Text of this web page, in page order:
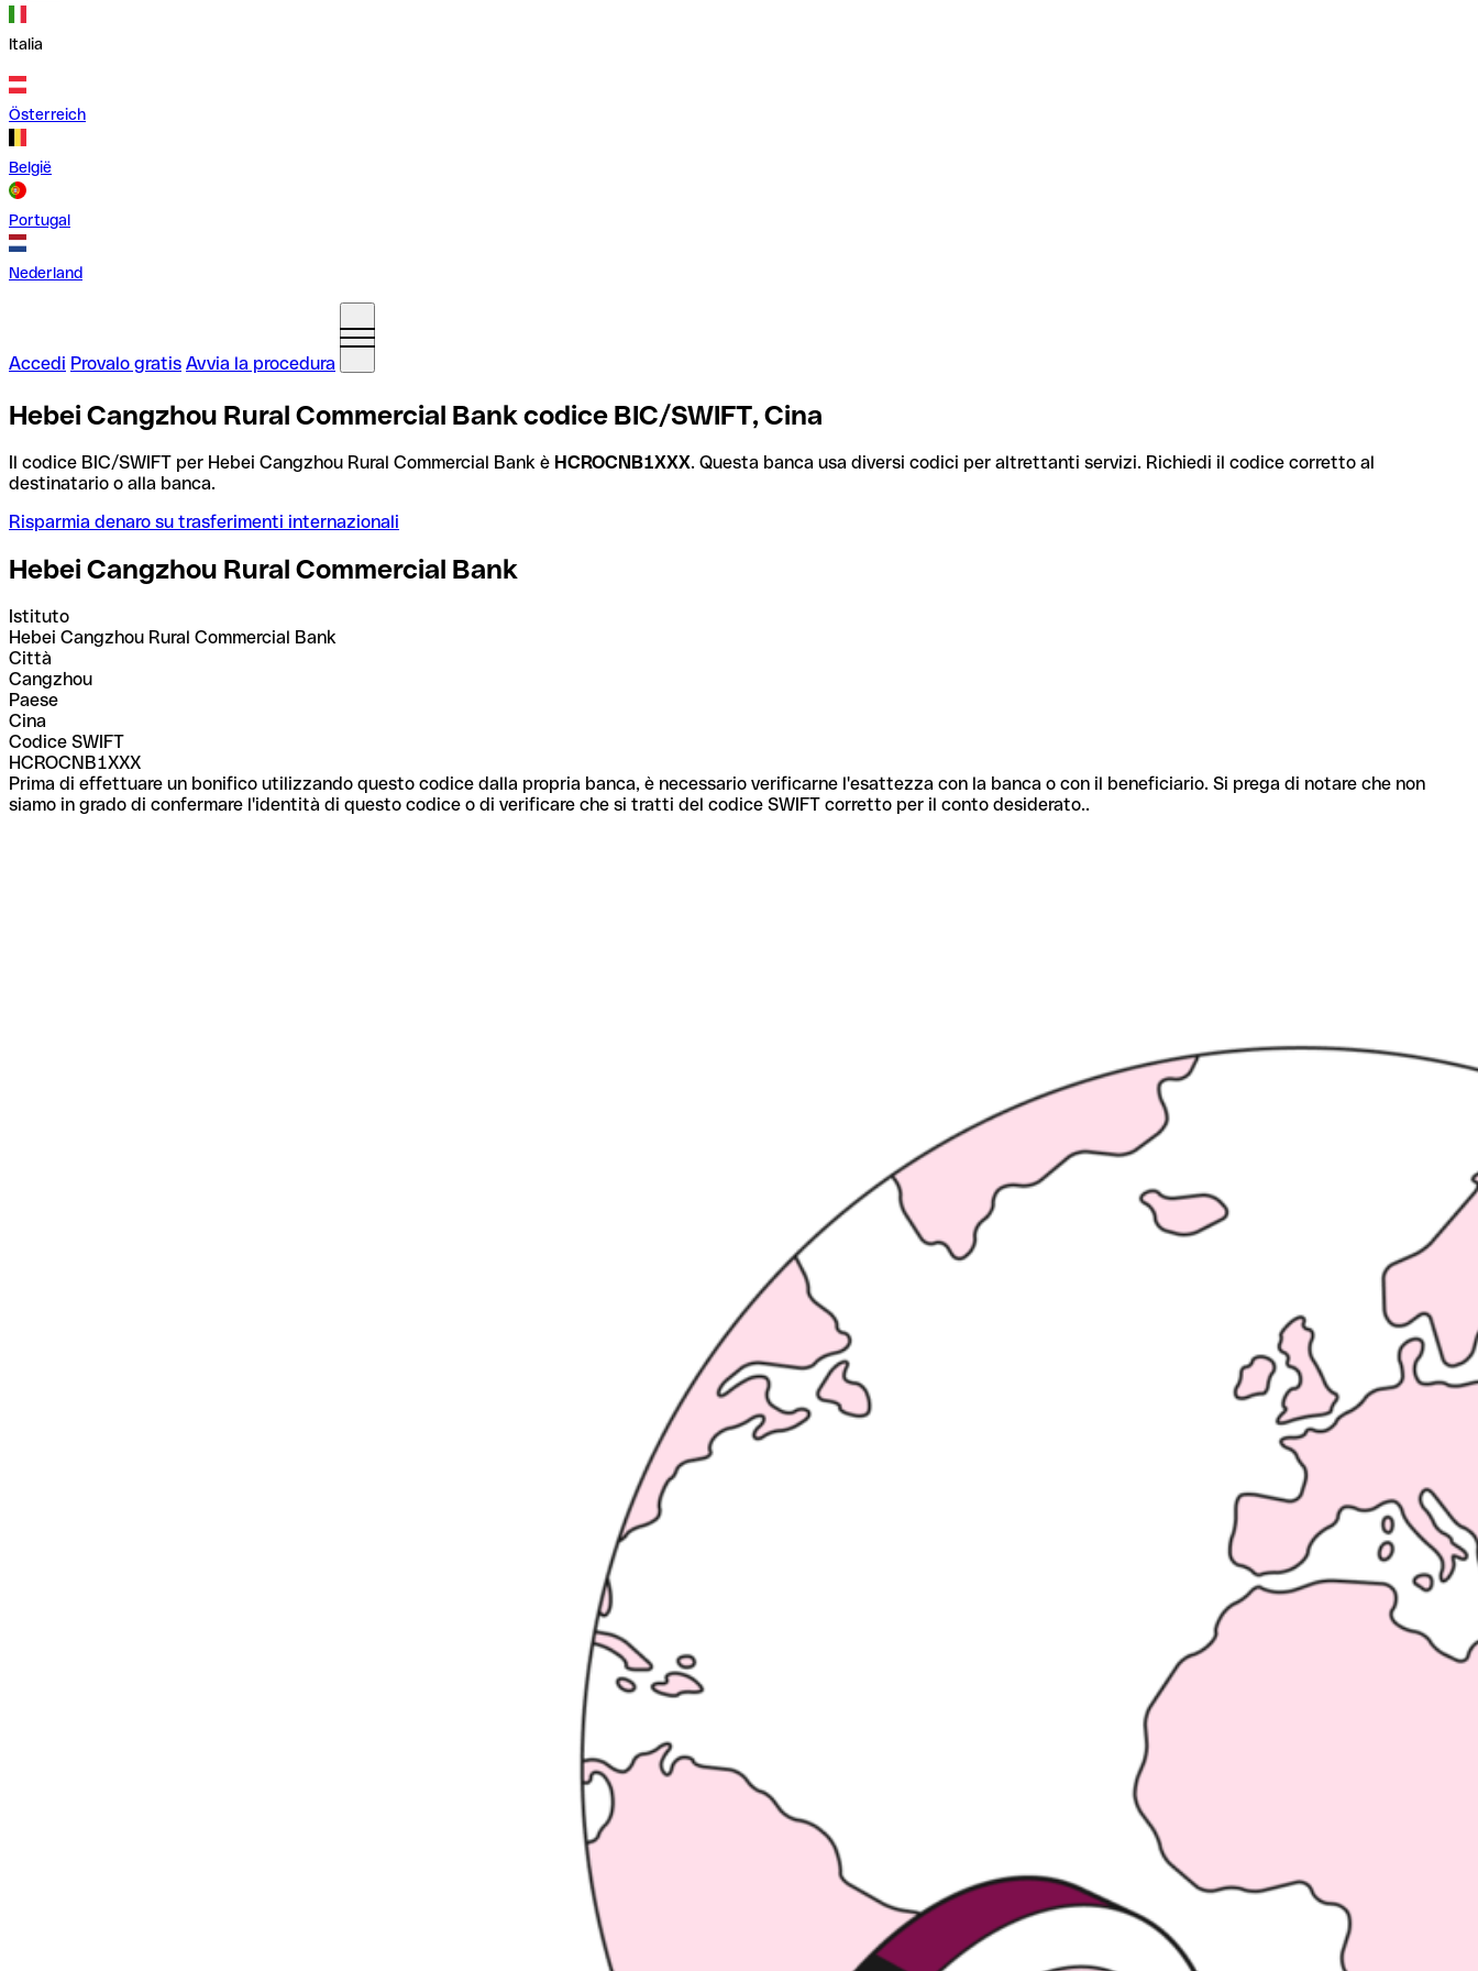
Italia
Österreich
België
Portugal
Nederland
Accedi Provalo gratis Avvia la procedura
Hebei Cangzhou Rural Commercial Bank codice BIC/SWIFT, Cina
Il codice BIC/SWIFT per Hebei Cangzhou Rural Commercial Bank è HCROCNB1XXX. Questa banca usa diversi codici per altrettanti servizi. Richiedi il codice corretto al
destinatario o alla banca.
Risparmia denaro su trasferimenti internazionali
Hebei Cangzhou Rural Commercial Bank
Istituto
Hebei Cangzhou Rural Commercial Bank
Città
Cangzhou
Paese
Cina
Codice SWIFT
HCROCNB1XXX
Prima di effettuare un bonifico utilizzando questo codice dalla propria banca, è necessario verificarne l'esattezza con la banca o con il beneficiario. Si prega di notare che non
siamo in grado di confermare l'identità di questo codice o di verificare che si tratti del codice SWIFT corretto per il conto desiderato..